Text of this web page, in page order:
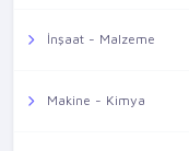
İnşaat - Malzeme
Makine - Kimya